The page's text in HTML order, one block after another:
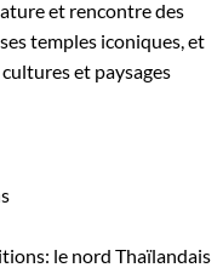
et rencontre des
temples iconiques, et
et paysages
le nord Thaïlandais